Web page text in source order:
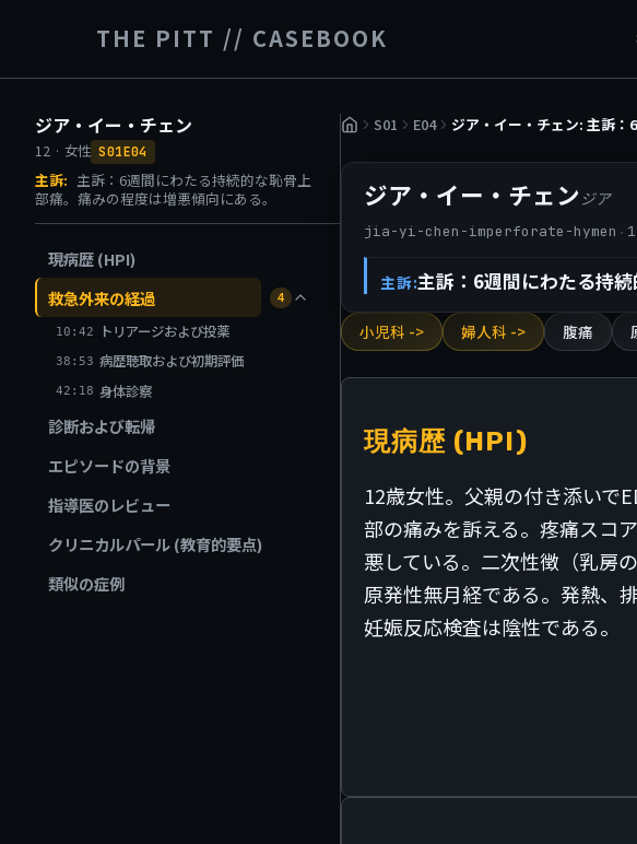
THE PITT // CASEBOOK
ジア・イー・チェン
12 · 女性 S01E04
主訴: 主訴：6週間にわたる持続的な恥骨上
部痛。痛みの程度は増悪傾向にある。
現病歴 (HPI)
救急外来の経過
4
10:42 トリアージおよび投薬
38:53 病歴聴取および初期評価
42:18 身体診察
42:57 診断および転帰
診断および転帰
エピソードの背景
指導医のレビュー
クリニカルパール (教育的要点)
類似の症例
S01 E04
ジア・イー・チェン ジア
jia-yi-chen-imperforate-hymen ·
主訴:主訴：6週間にわたる持
小児科 -> 婦人科 -> 腹痛
現病歴 (HPI)
12歳女性。父親の付き添いで
部の痛みを訴える。疼痛スコ
悪している。二次性徴（乳房
原発性無月経である。発熱、
妊娠反応検査は陰性である。